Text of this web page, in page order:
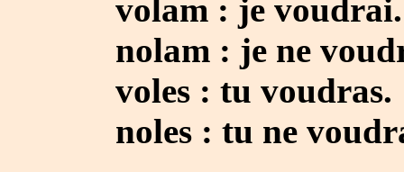
volam : je voudrai.
nolam : je ne
voles : tu voudras.
noles : tu ne